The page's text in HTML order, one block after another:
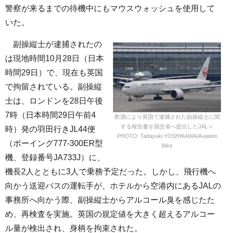
警察が来るまでの待機中にもマウスウォッシュを使用して
いた。
飲酒により英国で逮捕された副操縦士に関
する報告書を国交省へ提出したJAL＝
PHOTO: Tadayuki YOSHIKAWA/Aviation
Wire
副操縦士が逮捕されたの
は現地時間10月28日（日本
時間29日）で、現在も英国
で拘留されている。副操縦
士は、ロンドンを28日午後
7時（日本時間29日午前4
時）発の羽田行きJL44便
（ボーイング777-300ER型
機、登録番号JA733J）に、
機長2人とともに3人で乗務予定だった。しかし、飛行機へ
向かう送迎バスの運転手が、ホテルから空港内にあるJALの
事務所へ向かう際、副操縦士からアルコール臭を感じたた
め、再検査を実施。英国の規定値を大きく超えるアルコー
ル量が検出され、身柄を拘束された。